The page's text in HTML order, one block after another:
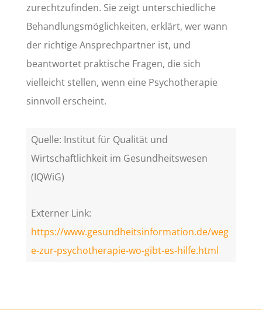
zurechtzufinden. Sie zeigt unterschiedliche
Behandlungsmöglichkeiten, erklärt, wer wann
der richtige Ansprechpartner ist, und
beantwortet praktische Fragen, die sich
vielleicht stellen, wenn eine Psychotherapie
sinnvoll erscheint.
Quelle: Institut für Qualität und
Wirtschaftlichkeit im Gesundheitswesen
(IQWiG)
Externer Link:
https://www.gesundheitsinformation.de/weg
e-zur-psychotherapie-wo-gibt-es-hilfe.html